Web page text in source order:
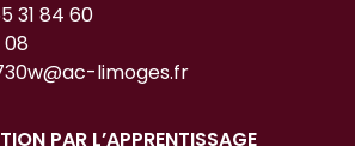
31 84 60
08
limoges.fr
PAR L’APPRENTISSAGE